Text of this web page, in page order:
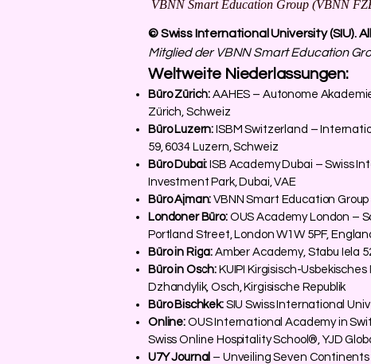
VBNN Smart Education Group (VBNN
© Swiss International University (SIU).
Mitglied der VBNN Smart Education
Weltweite Niederlassungen:
Büro Zürich: AAHES – Autonome
Zürich, Schweiz
Büro Luzern: ISBM Switzerland –
59, 6034 Luzern, Schweiz
Büro Dubai: ISB Academy Dubai – Swiss
Investment Park, Dubai, VAE
Büro Ajman: VBNN Smart Education
Londoner Büro:OUS Academy London –
Portland Street, London W1W 5PF,
Büro in Riga: Amber Academy, Stabu Iela
Büro in Osch: KUIPI Kirgisisch-
Dzhandylik, Osch, Kirgisische Republik
Büro Bischkek:SIU Swiss International
Online:OUS International Academy in
Swiss Online Hospitality School®, YJD
U7Y Journal – Unveiling Seven Continents